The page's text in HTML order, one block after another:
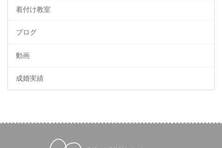
着付け教室
ブログ
動画
成婚実績